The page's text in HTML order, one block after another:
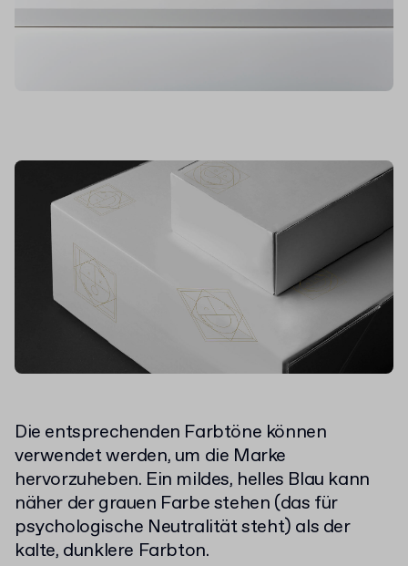
Die entsprechenden Farbtöne können
verwendet werden, um die Marke
hervorzuheben. Ein mildes, helles Blau kann
näher der grauen Farbe stehen (das für
psychologische Neutralität steht) als der
kalte, dunklere Farbton.